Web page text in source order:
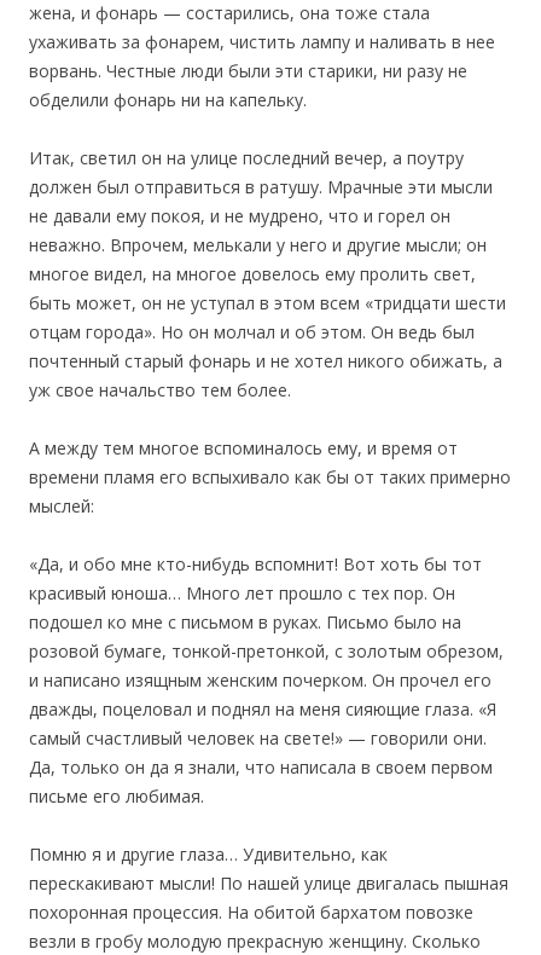
жена, и фонарь — состарились, она тоже стала
ухаживать за фонарем, чистить лампу и наливать в нее
ворвань. Честные люди были эти старики, ни разу не
обделили фонарь ни на капельку.
Итак, светил он на улице последний вечер, а поутру
должен был отправиться в ратушу. Мрачные эти мысли
не давали ему покоя, и не мудрено, что и горел он
неважно. Впрочем, мелькали у него и другие мысли; он
многое видел, на многое довелось ему пролить свет,
быть может, он не уступал в этом всем «тридцати шести
отцам города». Но он молчал и об этом. Он ведь был
почтенный старый фонарь и не хотел никого обижать, а
уж свое начальство тем более.
А между тем многое вспоминалось ему, и время от
времени пламя его вспыхивало как бы от таких примерно
мыслей:
«Да, и обо мне кто-нибудь вспомнит! Вот хоть бы тот
красивый юноша… Много лет прошло с тех пор. Он
подошел ко мне с письмом в руках. Письмо было на
розовой бумаге, тонкой-претонкой, с золотым обрезом,
и написано изящным женским почерком. Он прочел его
дважды, поцеловал и поднял на меня сияющие глаза. «Я
самый счастливый человек на свете!» — говорили они.
Да, только он да я знали, что написала в своем первом
письме его любимая.
Помню я и другие глаза… Удивительно, как
перескакивают мысли! По нашей улице двигалась пышная
похоронная процессия. На обитой бархатом повозке
везли в гробу молодую прекрасную женщину. Сколько